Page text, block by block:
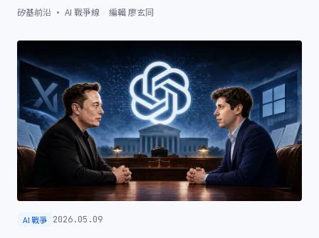
矽基前沿 · AI 戰爭線 編輯廖玄同
AI 戰爭 2026.05.09